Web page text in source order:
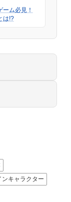
ーム必見！
は!?
ンキャラクター